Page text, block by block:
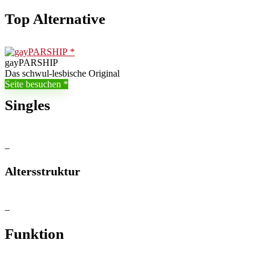
Top Alternative
gayPARSHIP
Das schwul-lesbische Original
Seite besuchen
Singles
–
Altersstruktur
–
Funktion